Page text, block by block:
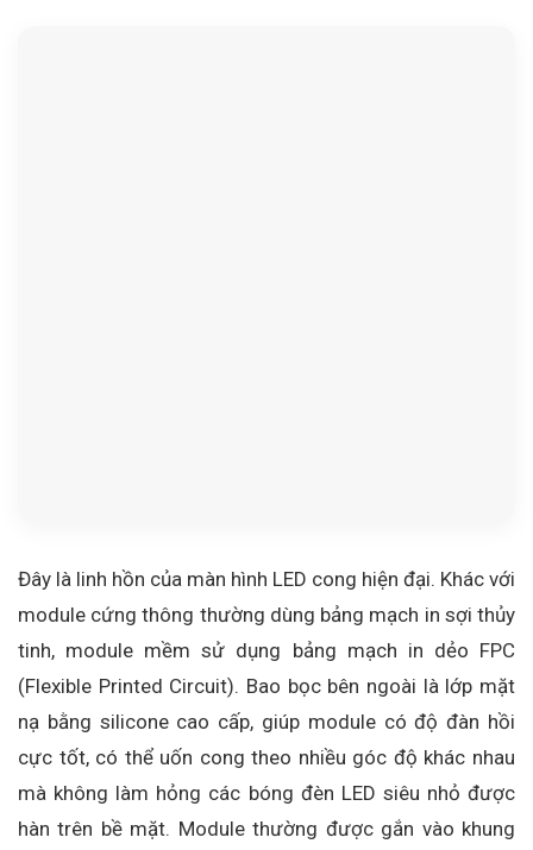
Đây là linh hồn của màn hình LED cong hiện đại. Khác với
module cứng thông thường dùng bảng mạch in sợi thủy
tinh, module mềm sử dụng bảng mạch in dẻo FPC
(Flexible Printed Circuit). Bao bọc bên ngoài là lớp mặt
nạ bằng silicone cao cấp, giúp module có độ đàn hồi
cực tốt, có thể uốn cong theo nhiều góc độ khác nhau
mà không làm hỏng các bóng đèn LED siêu nhỏ được
hàn trên bề mặt. Module thường được gắn vào khung